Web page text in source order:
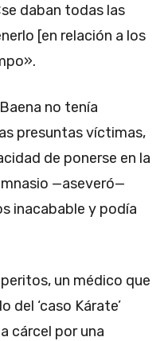
daban todas las
[en relación a los
no tenía
presuntas víctimas,
de ponerse en la
—aseveró—
inacabable y podía
un médico que
del ‘caso Kárate’
cárcel por una